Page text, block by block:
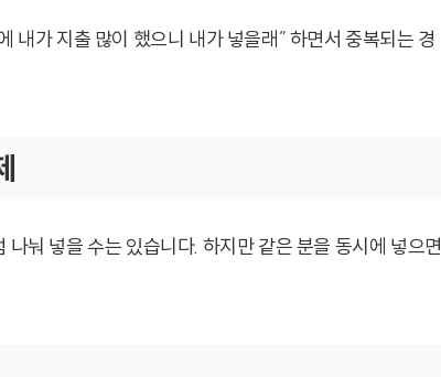
내가 지출 많이 했으니 내가 넣을래” 하면서 중복되는 경
눠 넣을 수는 있습니다. 하지만 같은 분을 동시에 넣으면